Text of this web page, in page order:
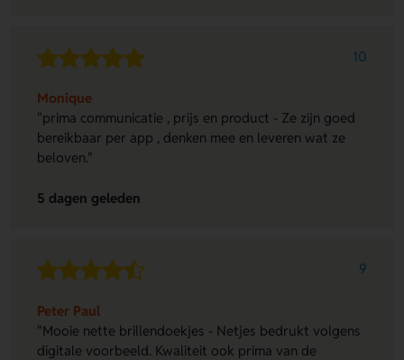
10
Monique
"prima communicatie , prijs en product - Ze zijn goed
bereikbaar per app , denken mee en leveren wat ze
beloven."
5 dagen geleden
9
Peter Paul
"Mooie nette brillendoekjes - Netjes bedrukt volgens
digitale voorbeeld. Kwaliteit ook prima van de